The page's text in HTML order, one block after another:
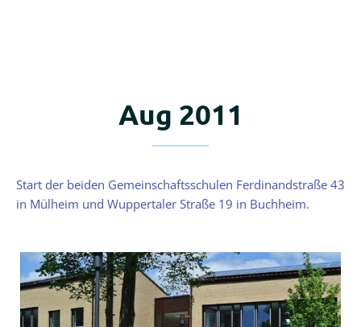
Aug 2011
Start der beiden Gemeinschaftsschulen Ferdinandstraße 43
in Mülheim und Wuppertaler Straße 19 in Buchheim.